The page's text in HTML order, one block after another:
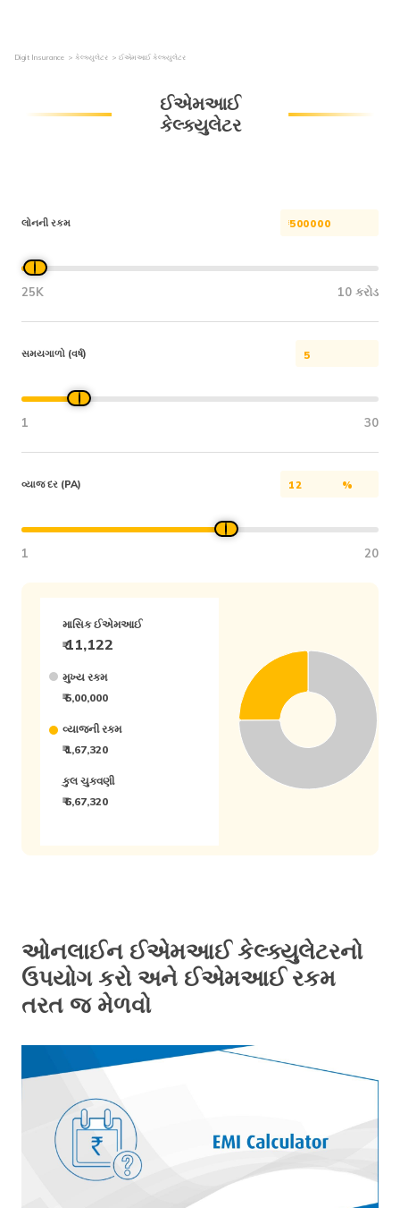
Digit Insurance કેલ્ક્યુલેટર ઈએમઆઈ કેલ્ક્યુલેટર
ઈએમઆઈ
કેલ્ક્યુલેટર
લોનની રકમ
25K 10 કરોડ
સમયગાળો (વર્ષ)
1 30
વ્યાજ દર (PA) %
1 20
માસિક ઈએમઆઈ
₹11,122
મુખ્ય રકમ
₹ 5,00,000
વ્યાજની રકમ
₹ 1,67,320
કુલ ચુકવણી
₹ 6,67,320
ઓનલાઈન ઈએમઆઈ કેલ્ક્યુલેટરનો
ઉપયોગ કરો અને ઈએમઆઈ રકમ
તરત જ મેળવો